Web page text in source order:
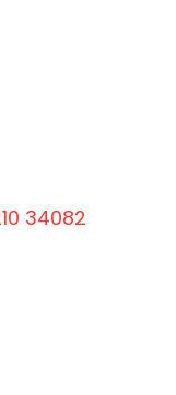
34082